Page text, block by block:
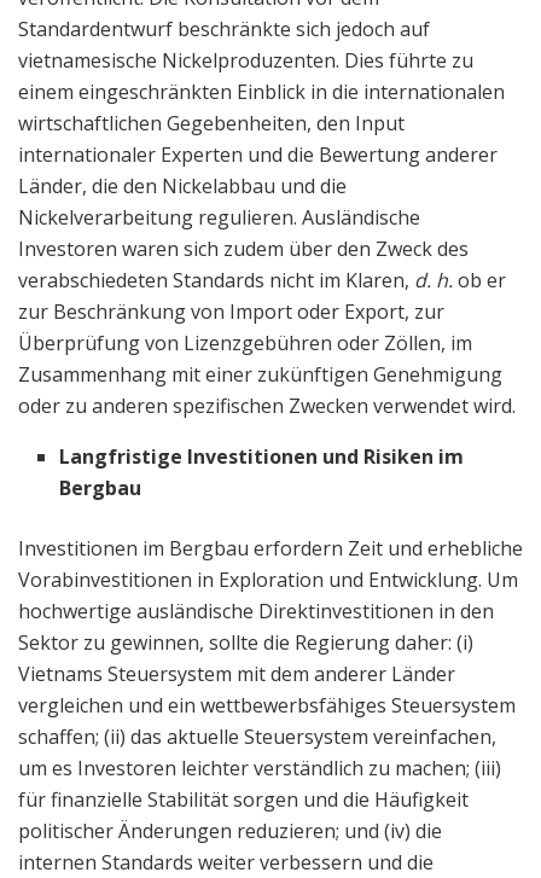
Standardentwurf beschränkte sich jedoch auf
vietnamesische Nickelproduzenten. Dies führte zu
einem eingeschränkten Einblick in die internationalen
wirtschaftlichen Gegebenheiten, den Input
internationaler Experten und die Bewertung anderer
Länder, die den Nickelabbau und die
Nickelverarbeitung regulieren. Ausländische
Investoren waren sich zudem über den Zweck des
verabschiedeten Standards nicht im Klaren, d. h.ob er
zur Beschränkung von Import oder Export, zur
Überprüfung von Lizenzgebühren oder Zöllen, im
Zusammenhang mit einer zukünftigen Genehmigung
oder zu anderen spezifischen Zwecken verwendet wird.
Langfristige Investitionen und Risiken im
Bergbau
Investitionen im Bergbau erfordern Zeit und erhebliche
Vorabinvestitionen in Exploration und Entwicklung. Um
hochwertige ausländische Direktinvestitionen in den
Sektor zu gewinnen, sollte die Regierung daher: (i)
Vietnams Steuersystem mit dem anderer Länder
vergleichen und ein wettbewerbsfähiges Steuersystem
schaffen; (ii) das aktuelle Steuersystem vereinfachen,
um es Investoren leichter verständlich zu machen; (iii)
für finanzielle Stabilität sorgen und die Häufigkeit
politischer Änderungen reduzieren; und (iv) die
internen Standards weiter verbessern und die